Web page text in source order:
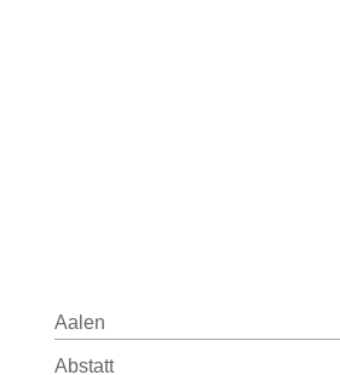
Aalen
Abstatt